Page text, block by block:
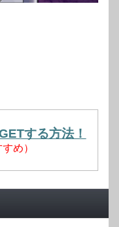
する方法！
め）